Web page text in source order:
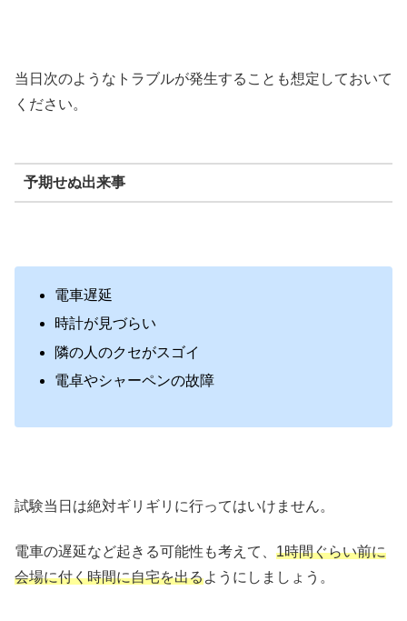
当日次のようなトラブルが発生することも想定しておいて
ください。
予期せぬ出来事
電車遅延
時計が見づらい
隣の人のクセがスゴイ
電卓やシャーペンの故障
試験当日は絶対ギリギリに行ってはいけません。
電車の遅延など起きる可能性も考えて、 1時間ぐらい前に
会場に付く時間に自宅を出るようにしましょう。